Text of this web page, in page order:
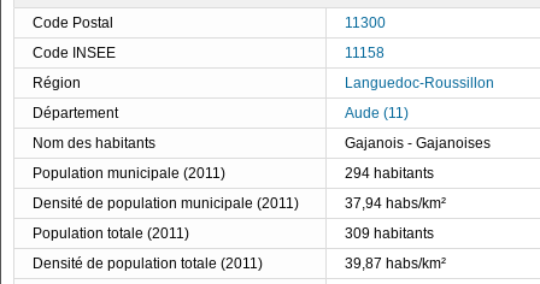
Code Postal
11300
Code INSEE
11158
Région
Languedoc-Roussillon
Département
Aude (11)
Nom des habitants
Gajanois - Gajanoises
Population municipale (2011)
294 habitants
Densité de population municipale (2011)
37,94 habs/km²
Population totale (2011)
309 habitants
Densité de population totale (2011)
39,87 habs/km²